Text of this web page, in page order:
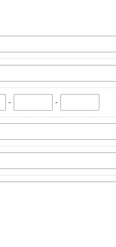
- -